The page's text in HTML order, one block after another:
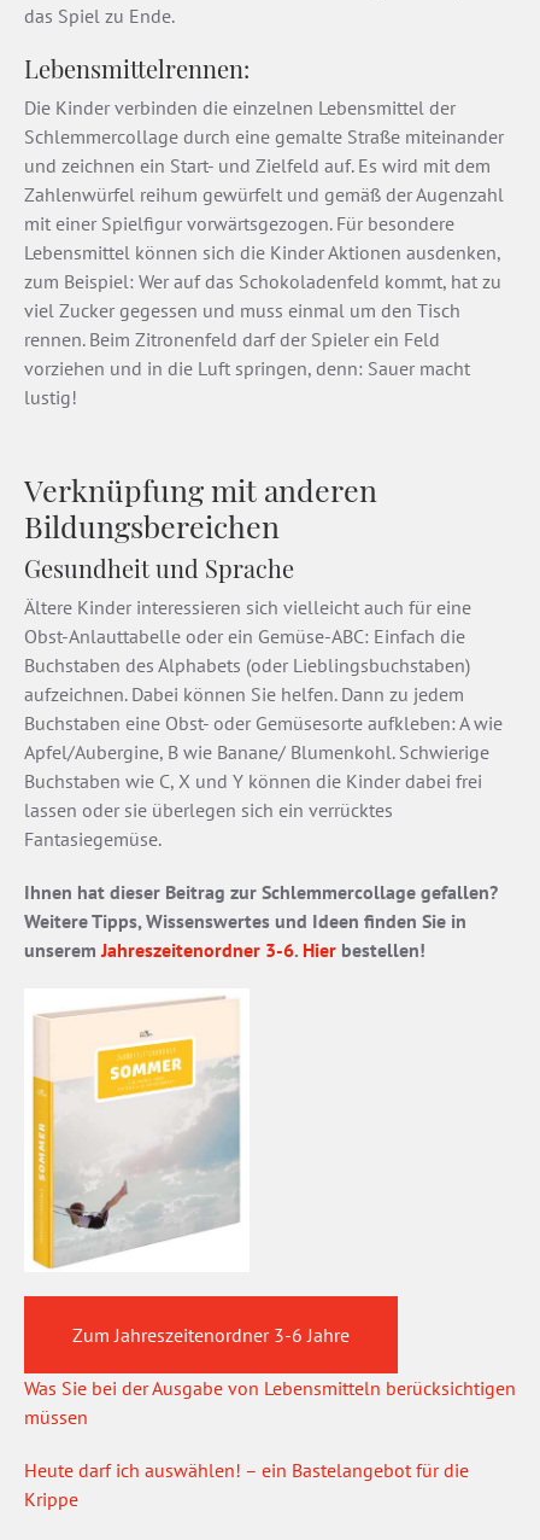
das Spiel zu Ende.
Lebensmittelrennen:
Die Kinder verbinden die einzelnen Lebensmittel der
Schlemmercollage durch eine gemalte Straße miteinander
und zeichnen ein Start- und Zielfeld auf. Es wird mit dem
Zahlenwürfel reihum gewürfelt und gemäß der Augenzahl
mit einer Spielfigur vorwärtsgezogen. Für besondere
Lebensmittel können sich die Kinder Aktionen ausdenken,
zum Beispiel: Wer auf das Schokoladenfeld kommt, hat zu
viel Zucker gegessen und muss einmal um den Tisch
rennen. Beim Zitronenfeld darf der Spieler ein Feld
vorziehen und in die Luft springen, denn: Sauer macht
lustig!
Verknüpfung mit anderen
Bildungsbereichen
Gesundheit und Sprache
Ältere Kinder interessieren sich vielleicht auch für eine
Obst-Anlauttabelle oder ein Gemüse-ABC: Einfach die
Buchstaben des Alphabets (oder Lieblingsbuchstaben)
aufzeichnen. Dabei können Sie helfen. Dann zu jedem
Buchstaben eine Obst- oder Gemüsesorte aufkleben: A wie
Apfel/Aubergine, B wie Banane/ Blumenkohl. Schwierige
Buchstaben wie C, X und Y können die Kinder dabei frei
lassen oder sie überlegen sich ein verrücktes
Fantasiegemüse.
Ihnen hat dieser Beitrag zur Schlemmercollage gefallen?
Weitere Tipps, Wissenswertes und Ideen finden Sie in
unserem Jahreszeitenordner 3-6. Hier bestellen!
Zum Jahreszeitenordner 3-6 Jahre
Was Sie bei der Ausgabe von Lebensmitteln berücksichtigen
müssen
Heute darf ich auswählen! – ein Bastelangebot für die
Krippe